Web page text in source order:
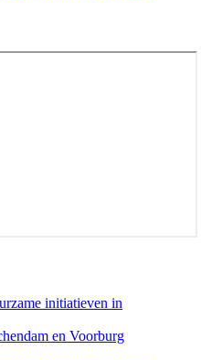
initiatieven in
en Voorburg